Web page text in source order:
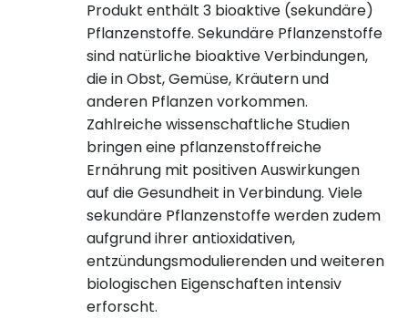
Produkt enthält 3 bioaktive (sekundäre)
Pflanzenstoffe. Sekundäre Pflanzenstoffe
sind natürliche bioaktive Verbindungen,
die in Obst, Gemüse, Kräutern und
anderen Pflanzen vorkommen.
Zahlreiche wissenschaftliche Studien
bringen eine pflanzenstoffreiche
Ernährung mit positiven Auswirkungen
auf die Gesundheit in Verbindung. Viele
sekundäre Pflanzenstoffe werden zudem
aufgrund ihrer antioxidativen,
entzündungsmodulierenden und weiteren
biologischen Eigenschaften intensiv
erforscht.